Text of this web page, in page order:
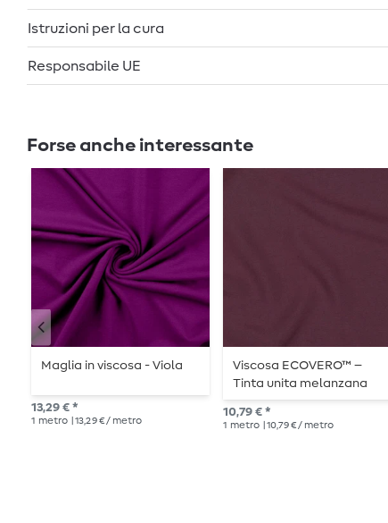
Istruzioni per la cura
Responsabile UE
Forse anche interessante
Maglia in viscosa - Viola
13,29 € *
1 metro | 13,29 € / metro
Viscosa ECOVERO™ –
Tinta unita melanzana
10,79 € *
1 metro | 10,79 € / metro